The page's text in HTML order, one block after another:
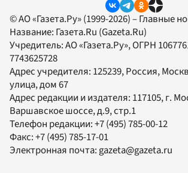
© АО «Газета.Ру» (1999-2026) – Главные
Название: Газета.Ru (Gazeta.Ru)
Учредитель:АО «Газета.Ру», ОГРН
7743625728
Адрес учредителя: 125239, Россия,
улица, дом 67
Адрес редакции и издателя: 117105, г.
Варшавское шоссе, д.9, стр.1
Телефон редакции:+7 (495) 785-00-12
Факс:+7 (495) 785-17-01
Электронная почта:gazeta@gazeta.ru